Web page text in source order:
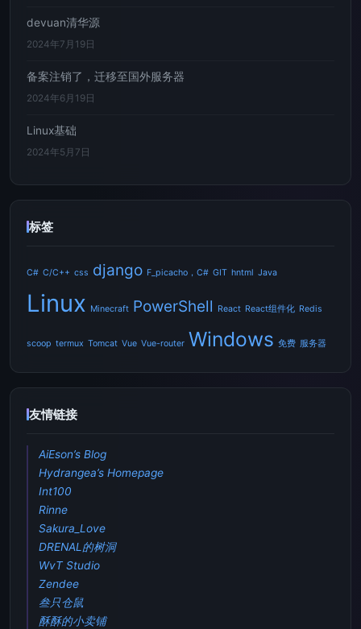
devuan清华源
2024年7月19日
备案注销了，迁移至国外服务器
2024年6月19日
Linux基础
2024年5月7日
标签
C# C/C++ css django F_picacho，C# GIT hntml Java
Linux Minecraft PowerShell React React组件化 Redis
scoop termux Tomcat Vue Vue-router Windows 免费 服务器
友情链接
AiEson’s Blog
Hydrangea’s Homepage
Int100
Rinne
Sakura_Love
DRENAL的树洞
WvT Studio
Zendee
叁只仓鼠
酥酥的小卖铺